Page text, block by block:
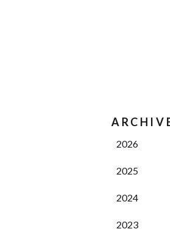
2026
2025
2024
2023